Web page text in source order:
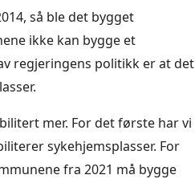
så ble det bygget
ikke kan bygge et
regjeringens politikk er at det
mer. For det første har vi
sykehjemsplasser. For
fra 2021 må bygge